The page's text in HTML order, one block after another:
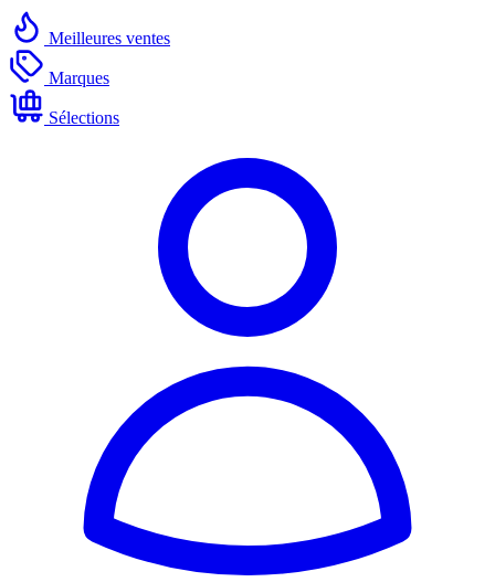
Meilleures ventes
Marques
Sélections